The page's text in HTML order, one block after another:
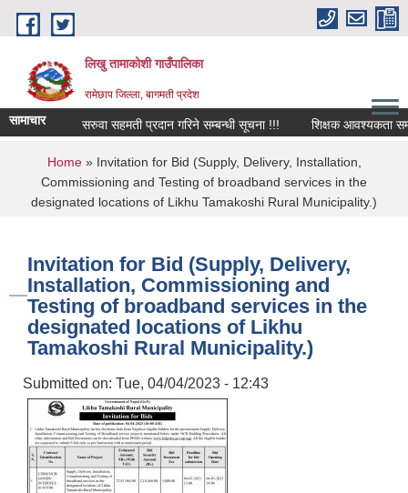
Skip to main content
लिखु तामाकोशी गाउँपालिका
रामेछाप जिल्ला, बागमती प्रदेश
सामाचार सरुवा सहमती प्रदान गरिने सम्बन्धी सूचना !!! शिक्षक आवश्यकता सम्बन्धी
You are here
Home» Invitation for Bid (Supply, Delivery, Installation,
Commissioning and Testing of broadband services in the
designated locations of Likhu Tamakoshi Rural Municipality.)
Invitation for Bid (Supply, Delivery,
Installation, Commissioning and
Testing of broadband services in the
designated locations of Likhu
Tamakoshi Rural Municipality.)
Submitted on: Tue, 04/04/2023 - 12:43